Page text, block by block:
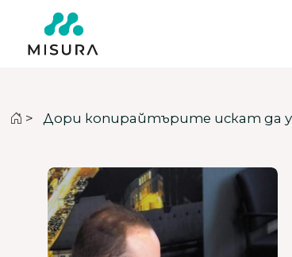
> Дори копирайтърите искат да